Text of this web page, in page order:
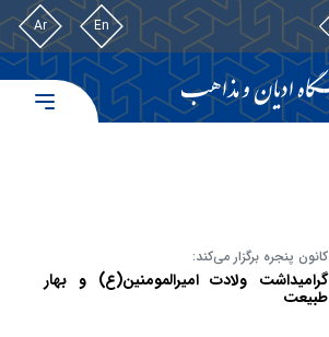
En
Ar
کانون پنجره برگزار می‌کند:
گرامیداشت ولادت امیرالمومنین(ع) و بهار
طبیعت